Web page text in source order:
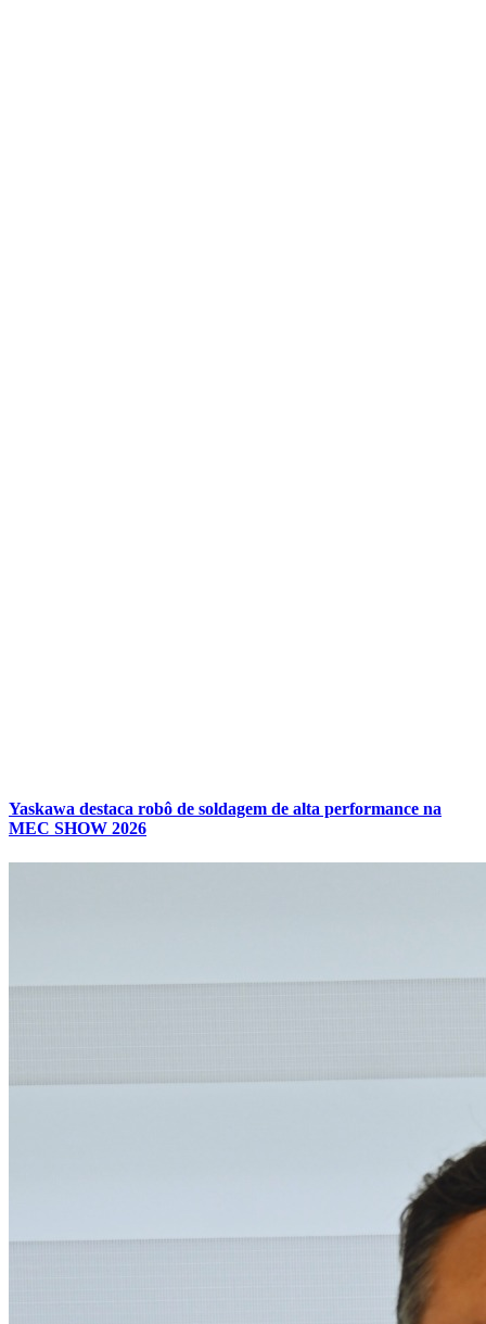
Yaskawa destaca robô de soldagem de alta performance na
MEC SHOW 2026